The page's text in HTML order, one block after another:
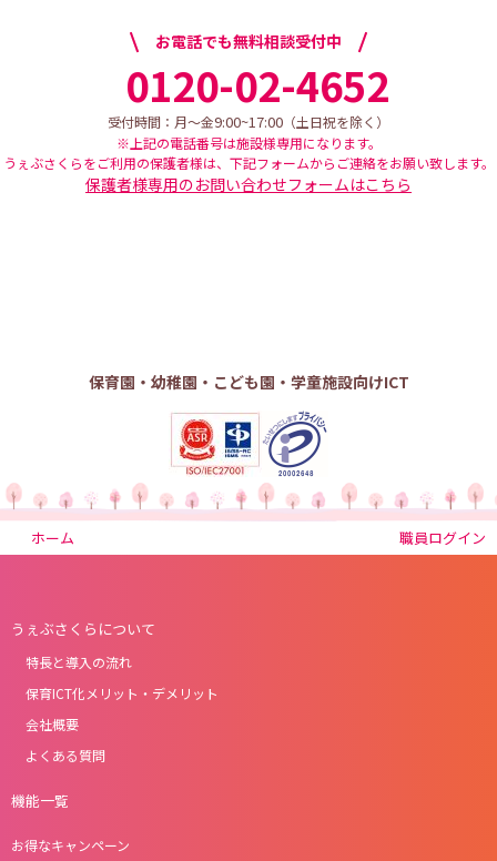
お電話でも無料相談受付中
0120-02-4652
受付時間：月～金9:00~17:00 （土日祝を除く）
※上記の電話番号は施設様専用になります。
うぇぶさくらをご利用の保護者様は、下記フォームからご連絡をお願い致します。
保護者様専用のお問い合わせフォームはこちら
保育園・幼稚園・こども園・学童施設向けICT
ホーム 職員ログイン
うぇぶさくらについて
特長と導入の流れ
保育ICT化メリット・デメリット
会社概要
よくある質問
機能一覧
お得なキャンペーン